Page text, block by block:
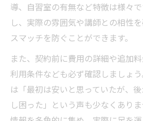
導、自習室の有無など特徴は様々
し、実際の雰囲気や講師との相性
スマッチを防ぐことができます。
また、契約前に費用の詳細や追加
利用条件なども必ず確認しましょ
は「最初は安いと思っていたが、
し困った」という声も少なくありま